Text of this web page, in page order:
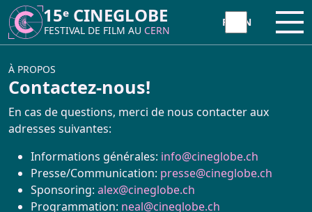
15ᵉ CINEGLOBE
FESTIVAL DE FILM AUCERN
À PROPOS
Contactez-nous!
En cas de questions, merci de nous contacter aux
adresses suivantes:
Informations générales: info@cineglobe.ch
Presse/Communication: presse@cineglobe.ch
Sponsoring: alex@cineglobe.ch
Programmation: neal@cineglobe.ch
15ᵉ CINEGLOBE
FESTIVAL DE FILM AUCERN
CineGlobe ?
Partenaires
Newsletter